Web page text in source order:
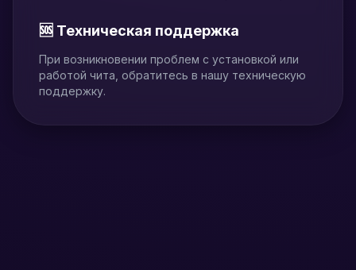
🆘 Техническая поддержка
При возникновении проблем с установкой или
работой чита, обратитесь в нашу техническую
поддержку.